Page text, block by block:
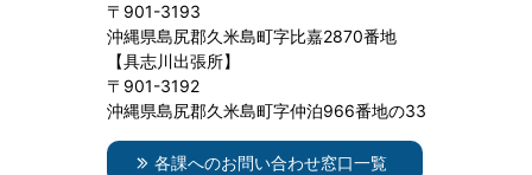
〒901-3193
沖縄県島尻郡久米島町字比嘉2870番地
【具志川出張所】
〒901-3192
沖縄県島尻郡久米島町字仲泊966番地の33
各課へのお問い合わせ窓口一覧